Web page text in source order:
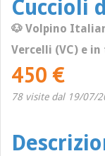
Cuccioli
🐶 Volpino
Vercelli (VC) e
450 €
78 visite dal 19/07/